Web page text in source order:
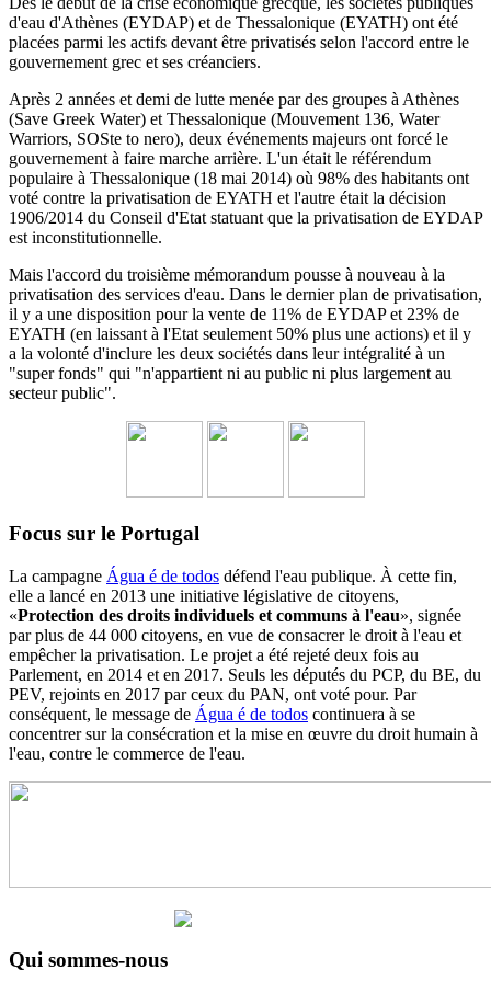
d'eau d'Athènes (EYDAP) et de Thessalonique (EYATH) ont été
placées parmi les actifs devant être privatisés selon l'accord entre le
gouvernement grec et ses créanciers.
Après 2 années et demi de lutte menée par des groupes à Athènes
(Save Greek Water) et Thessalonique (Mouvement 136, Water
Warriors, SOSte to nero), deux événements majeurs ont forcé le
gouvernement à faire marche arrière. L'un était le référendum
populaire à Thessalonique (18 mai 2014) où 98% des habitants ont
voté contre la privatisation de EYATH et l'autre était la décision
1906/2014 du Conseil d'Etat statuant que la privatisation de EYDAP
est inconstitutionnelle.
Mais l'accord du troisième mémorandum pousse à nouveau à la
privatisation des services d'eau. Dans le dernier plan de privatisation,
il y a une disposition pour la vente de 11% de EYDAP et 23% de
EYATH (en laissant à l'Etat seulement 50% plus une actions) et il y
a la volonté d'inclure les deux sociétés dans leur intégralité à un
"super fonds" qui "n'appartient ni au public ni plus largement au
secteur public".
Focus sur le Portugal
La campagne Água é de todos défend l'eau publique. À cette fin,
elle a lancé en 2013 une initiative législative de citoyens,
«Protection des droits individuels et communs à l'eau», signée
par plus de 44 000 citoyens, en vue de consacrer le droit à l'eau et
empêcher la privatisation. Le projet a été rejeté deux fois au
Parlement, en 2014 et en 2017. Seuls les députés du PCP, du BE, du
PEV, rejoints en 2017 par ceux du PAN, ont voté pour. Par
conséquent, le message de Água é de todos continuera à se
concentrer sur la consécration et la mise en œuvre du droit humain à
l'eau, contre le commerce de l'eau.
Qui sommes-nous